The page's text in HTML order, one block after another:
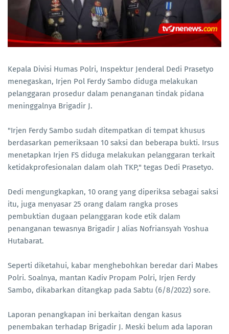
Kepala Divisi Humas Polri, Inspektur Jenderal Dedi Prasetyo
menegaskan, Irjen Pol Ferdy Sambo diduga melakukan
pelanggaran prosedur dalam penanganan tindak pidana
meninggalnya Brigadir J.
"Irjen Ferdy Sambo sudah ditempatkan di tempat khusus
berdasarkan pemeriksaan 10 saksi dan beberapa bukti. Irsus
menetapkan Irjen FS diduga melakukan pelanggaran terkait
ketidakprofesionalan dalam olah TKP," tegas Dedi Prasetyo.
Dedi mengungkapkan, 10 orang yang diperiksa sebagai saksi
itu, juga menyasar 25 orang dalam rangka proses
pembuktian dugaan pelanggaran kode etik dalam
penanganan tewasnya Brigadir J alias Nofriansyah Yoshua
Hutabarat.
Seperti diketahui, kabar menghebohkan beredar dari Mabes
Polri. Soalnya, mantan Kadiv Propam Polri, Irjen Ferdy
Sambo, dikabarkan ditangkap pada Sabtu (6/8/2022) sore.
Laporan penangkapan ini berkaitan dengan kasus
penembakan terhadap Brigadir J. Meski belum ada laporan